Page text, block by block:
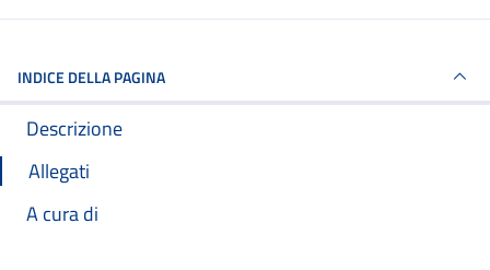
INDICE DELLA PAGINA
Descrizione
Allegati
A cura di